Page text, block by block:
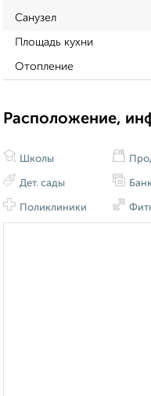
Санузел
Площадь кухни
Отопление
Расположение,
Школы
Дет. сады
Поликлиники